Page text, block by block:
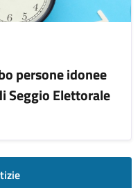
persone idonee
Seggio Elettorale